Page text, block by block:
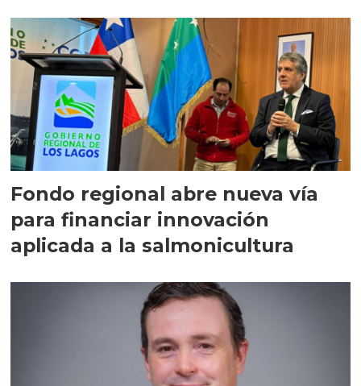
Fondo regional abre nueva vía
para financiar innovación
aplicada a la salmonicultura